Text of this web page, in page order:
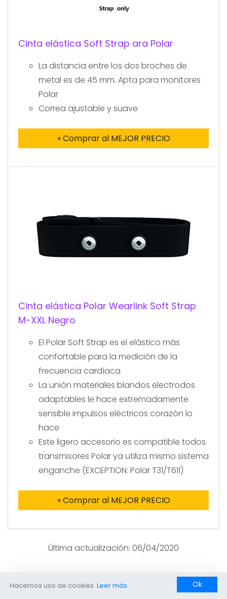
Cinta elástica Soft Strap ara Polar
La distancia entre los dos broches de
metal es de 45 mm. Apta para monitores
Polar
Correa ajustable y suave
» Comprar al MEJOR PRECIO
Cinta elástica Polar Wearlink Soft Strap
M-XXL Negro
El Polar Soft Strap es el elástico más
confortable para la medición de la
frecuencia cardíaca
La unión materiales blandos electrodos
adaptables le hace extremadamente
sensible impulsos eléctricos corazón lo
hace
Este ligero accesorio es compatible todos
transmisores Polar ya utiliza mismo sistema
enganche (EXCEPTION: Polar T31/T611)
» Comprar al MEJOR PRECIO
Última actualización: 06/04/2020
¿Qué banda frecuencia cardíaca
Hacemos uso de cookies. Leer más. Ok